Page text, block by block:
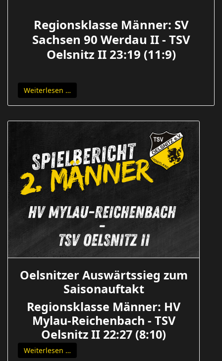
Regionsklasse Männer: SV
Sachsen 90 Werdau II - TSV
Oelsnitz II 23:19 (11:9)
Weiterlesen …
Oelsnitzer Auswärtssieg zum
Saisonauftakt
Regionsklasse Männer: HV
Mylau-Reichenbach - TSV
Oelsnitz II 22:27 (8:10)
Weiterlesen …